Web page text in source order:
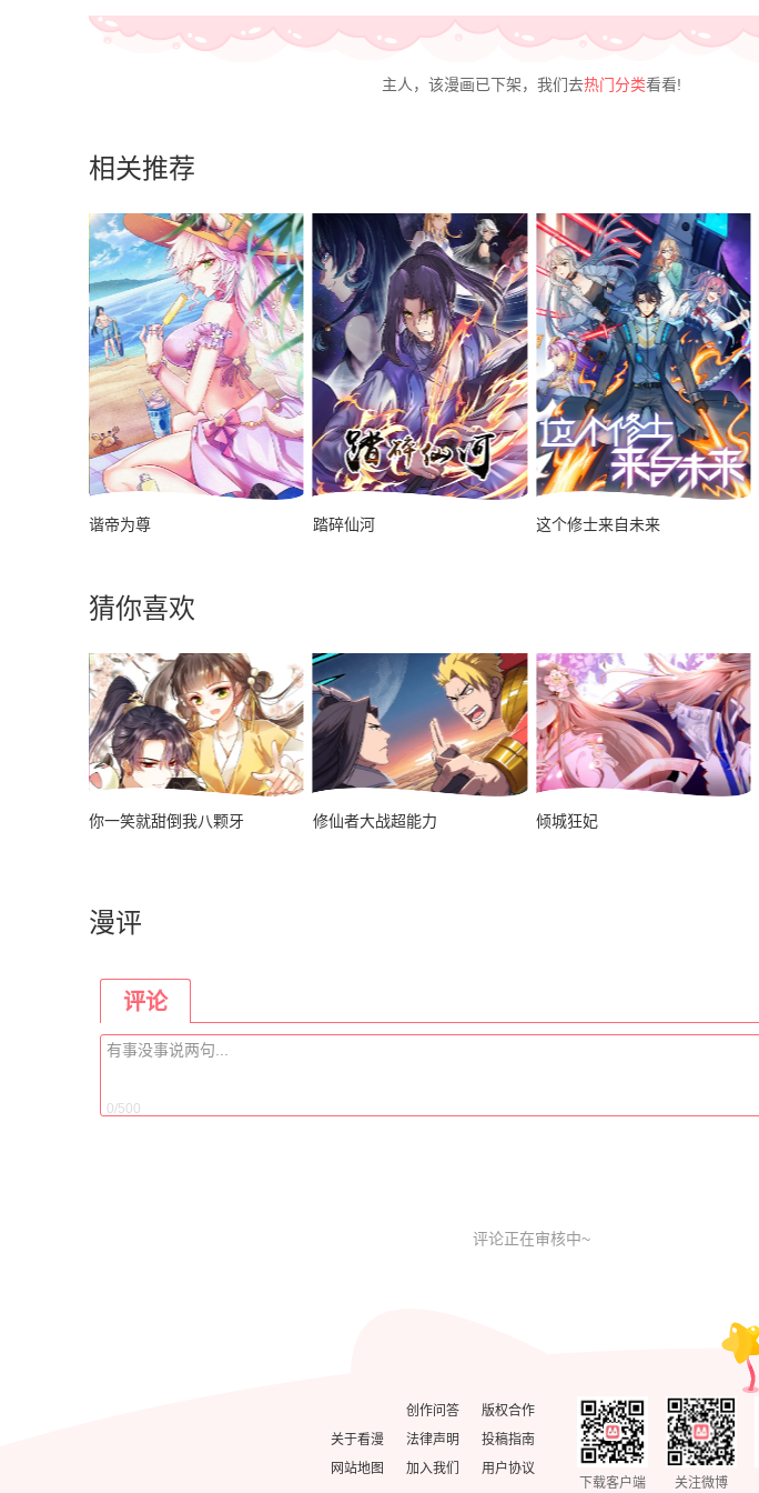
主人，该漫画已下架，我们去热门分类看看!
相关推荐
谐帝为尊 踏碎仙河 这个修士来自未来
猜你喜欢
你一笑就甜倒我八颗牙 修仙者大战超能力 倾城狂妃
漫评
评论
0/500
评论正在审核中~
关于看漫
网站地图
创作问答
法律声明
加入我们
版权合作
投稿指南
用户协议
下载客户端
关注微博